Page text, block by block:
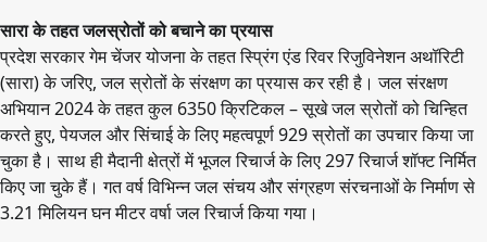
सारा के तहत जलस्रोतों को बचाने का प्रयास
प्रदेश सरकार गेम चेंजर योजना के तहत स्प्रिंग एंड रिवर रिजुविनेशन अथॉरिटी
(सारा) के जरिए, जल स्रोतों के संरक्षण का प्रयास कर रही है। जल संरक्षण
अभियान 2024 के तहत कुल 6350 क्रिटिकल – सूखे जल स्रोतों को चिन्हित
करते हुए, पेयजल और सिंचाई के लिए महत्वपूर्ण 929 स्रोतों का उपचार किया जा
चुका है। साथ ही मैदानी क्षेत्रों में भूजल रिचार्ज के लिए 297 रिचार्ज शॉफ्ट निर्मित
किए जा चुके हैं। गत वर्ष विभिन्न जल संचय और संग्रहण संरचनाओं के निर्माण से
3.21 मिलियन घन मीटर वर्षा जल रिचार्ज किया गया।